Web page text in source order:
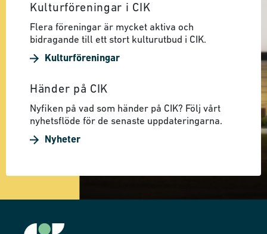
Kulturföreningar i CIK
Flera föreningar är mycket aktiva och
bidragande till ett stort kulturutbud i CIK.
Kulturföreningar
Händer på CIK
Nyfiken på vad som händer på CIK? Följ vårt
nyhetsflöde för de senaste uppdateringarna.
Nyheter